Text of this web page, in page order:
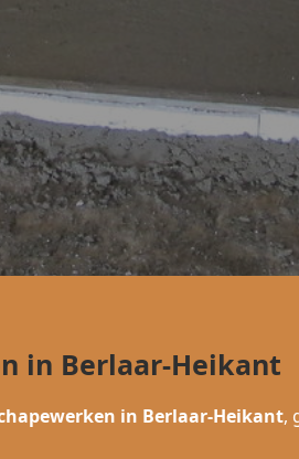
in Berlaar-Heikant
in Berlaar-Heikant,